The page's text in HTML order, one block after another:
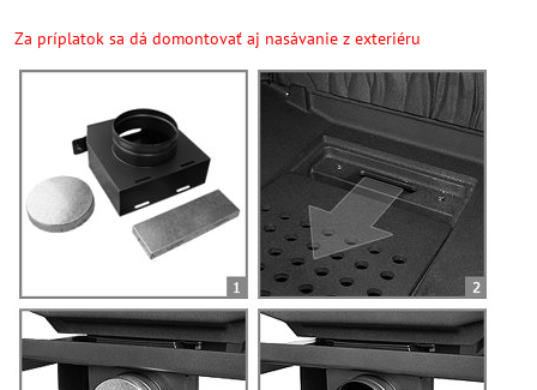
Za príplatok sa dá domontovať aj nasávanie z exteriéru